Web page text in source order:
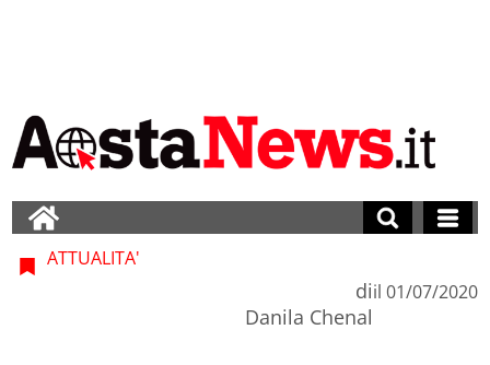
ATTUALITA'
di
Danila Chenal
il 01/07/2020